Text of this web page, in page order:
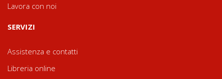
Lavora con noi
SERVIZI
Assistenza e contatti
Libreria online